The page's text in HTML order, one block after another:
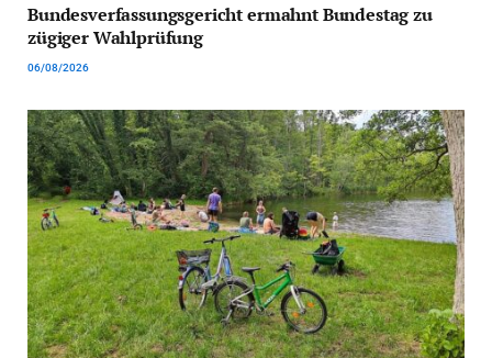
Bundesverfassungsgericht ermahnt Bundestag zu
zügiger Wahlprüfung
06/08/2026